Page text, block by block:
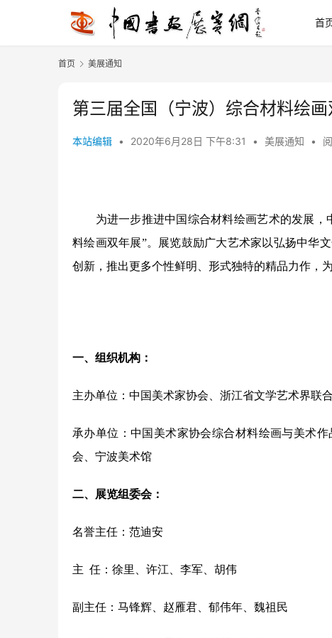
首
首页 美展通知
第三届全国（宁波）综合材料绘
本站编辑 • 2020年6月28日 下午8:31 • 美展通知 •
为进一步推进中国综合材料绘画艺术的发展，
料绘画双年展”。展览鼓励广大艺术家以弘扬中华
创新，推出更多个性鲜明、形式独特的精品力作，
一、组织机构：
主办单位：中国美术家协会、浙江省文学艺术界联
承办单位：中国美术家协会综合材料绘画与美术
会、宁波美术馆
二、展览组委会：
名誉主任：范迪安
主  任：徐里、许江、李军、胡伟
副主任：马锋辉、赵雁君、郁伟年、魏祖民